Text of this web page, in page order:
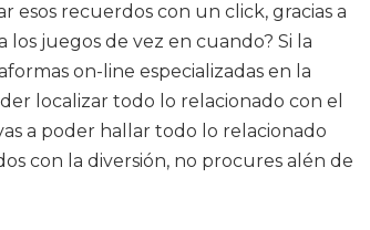
recuerdos con un click, gracias a
juegos de vez en cuando? Si la
on-line especializadas en la
localizar todo lo relacionado con el
a poder hallar todo lo relacionado
con la diversión, no procures alén de